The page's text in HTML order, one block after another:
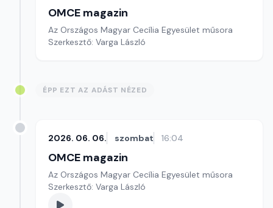
OMCE magazin
Az Országos Magyar Cecília Egyesület műsora
Szerkesztő: Varga László
ÉPP EZT AZ ADÁST NÉZED
2026. 06. 06. szombat 16:04
OMCE magazin
Az Országos Magyar Cecília Egyesület műsora
Szerkesztő: Varga László